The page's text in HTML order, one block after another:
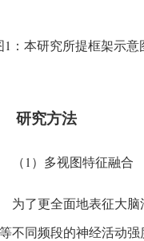
1：本研究所提框架示
研究方法
（1）多视图特征融合
为了更全面地表征大
不同频段的神经活动